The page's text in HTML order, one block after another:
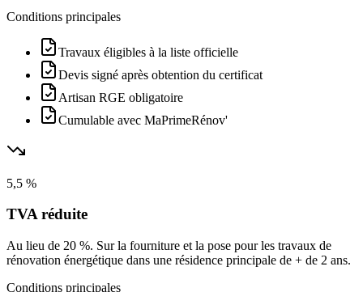
Conditions principales
Travaux éligibles à la liste officielle
Devis signé après obtention du certificat
Artisan RGE obligatoire
Cumulable avec MaPrimeRénov'
5,5 %
TVA réduite
Au lieu de 20 %. Sur la fourniture et la pose pour les travaux de
rénovation énergétique dans une résidence principale de + de 2 ans.
Conditions principales